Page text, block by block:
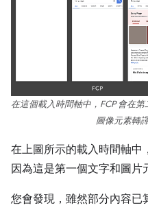
在這個載入時間軸中，FCP 會在
圖像元素轉
在上圖所示的載入時間軸中
因為這是第一個文字和圖片
您會發現，雖然部分內容已